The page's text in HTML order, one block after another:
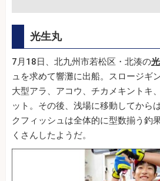
光生丸
7月18日、北九州市若松区・北湊の
ュを求めて響灘に出船。スロージギ
大型アラ、アコウ、チカメキントキ
ット。その後、浅場に移動してから
クフィッシュは全体的に型数揃う釣
くさんしたようだ。